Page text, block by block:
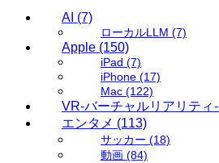
AI (7)
ローカルLLM (7)
Apple (150)
iPad (7)
iPhone (17)
Mac (122)
VR-バーチャルリアリティ-
エンタメ (113)
サッカー (18)
動画 (84)